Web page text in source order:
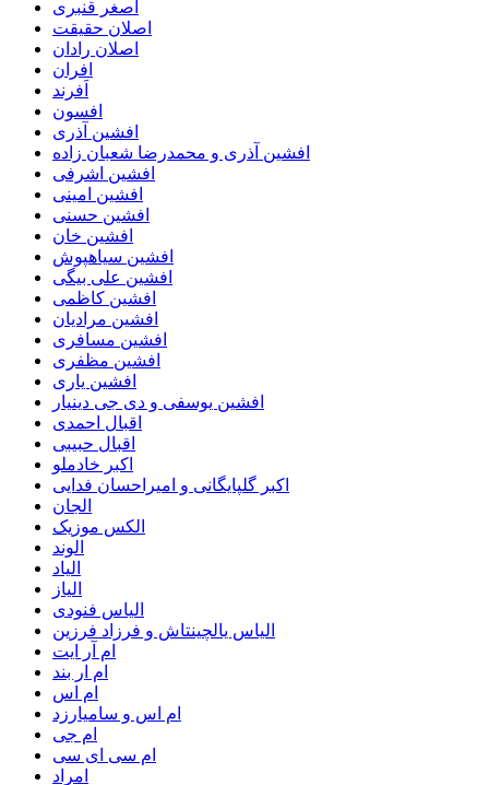
اصغر قنبری
اصلان حقیقت
اصلان رادان
افران
اَفرند
افسون
افشین آذری
افشین آذری و محمدرضا شعبان زاده
افشین اشرفی
افشین امینی
افشین حسنی
افشین خان
افشین سیاهپوش
افشین علی بیگی
افشین کاظمی
افشین مرادیان
افشین مسافری
افشین مظفری
افشین یاری
افشین یوسفی و دی جی دینیار
اقبال احمدی
اقبال حبیبی
اکبر خادملو
اکبر گلپایگانی و امیراحسان فدایی
الجان
الکس موزیک
الوند
الیاد
الیاز
الیاس فنودی
الیاس یالچینتاش و فرزاد فرزین
ام آر ایت
ام‌ ار بند
ام اس
ام اس و سامیارزد
ام جی
ام سی ای سی
امراد